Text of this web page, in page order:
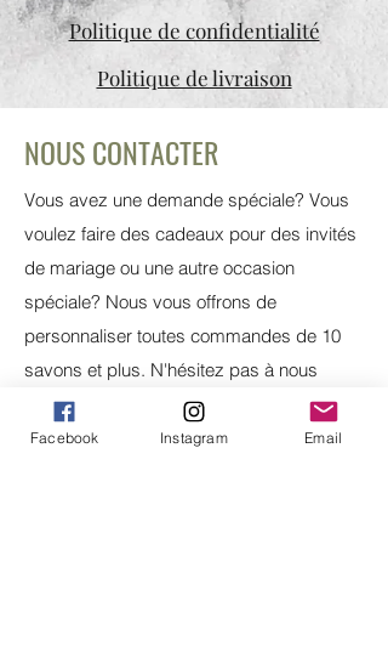
Bombe hydrante de 150g.
Ingrédients INCI: Sodium bicarbonate,
Citric acid, Sodium chloride,
Vitis vinifera (grape) seed oil,
nardus (citronella) oil, Kaolin, Lavandula
angustifolia flower.
Politique de confidentialité
Politique de livraison
NOUS CONTACTER
Vous avez une demande spéciale? Vous
voulez faire des cadeaux pour des invités
de mariage ou une autre occasion
spéciale? Nous vous offrons de
personnaliser toutes commandes de 10
savons et plus. N'hésitez pas à nous
contacter pour vos demandes.
Facebook Instagram Email